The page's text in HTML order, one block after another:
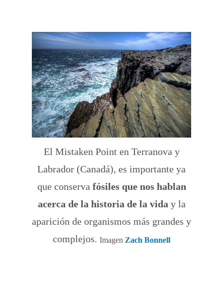
El Mistaken Point en Terranova y
Labrador (Canadá), es importante ya
que conserva fósiles que nos hablan
acerca de la historia de la vida y la
aparición de organismos más grandes y
complejos. Imagen Zach Bonnell